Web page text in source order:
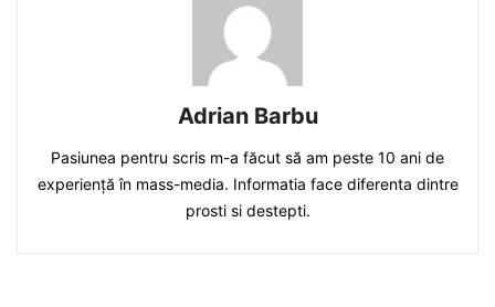
Adrian Barbu
Pasiunea pentru scris m-a făcut să am peste 10 ani de
experiență în mass-media. Informatia face diferenta dintre
prosti si destepti.